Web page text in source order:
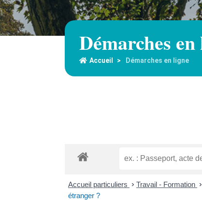
Démarches
Accueil > Démarches en ligne
Accueil particuliers > Travail - Formation >
étranger ?